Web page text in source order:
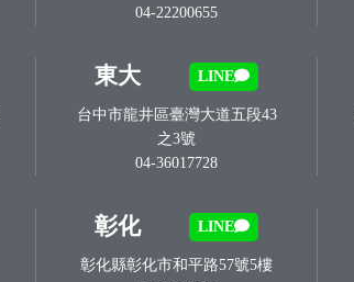
04-22200655
東大 LINE
台中市龍井區臺灣大道五段43
之3號
04-36017728
彰化 LINE
彰化縣彰化市和平路57號5樓